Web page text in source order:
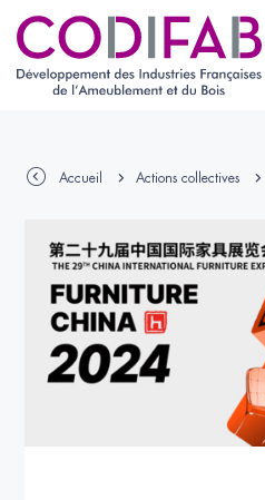
Accueil Actions collectives